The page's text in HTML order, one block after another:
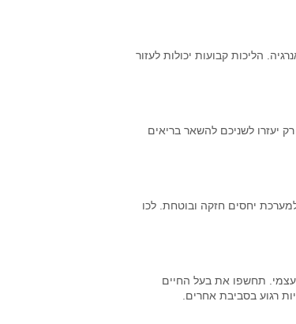
הליכות קבועות יכולות לעזור
יעזרו לשניכם להשאר בריאים
יחסים חזקה ובוטחת. לכו
עצמי. תחשפו את בעל החיים
רגוע בסביבת אחרים.